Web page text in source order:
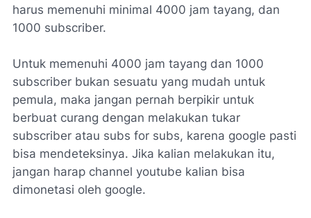
harus memenuhi minimal 4000 jam tayang, dan
1000 subscriber.
Untuk memenuhi 4000 jam tayang dan 1000
subscriber bukan sesuatu yang mudah untuk
pemula, maka jangan pernah berpikir untuk
berbuat curang dengan melakukan tukar
subscriber atau subs for subs, karena google pasti
bisa mendeteksinya. Jika kalian melakukan itu,
jangan harap channel youtube kalian bisa
dimonetasi oleh google.